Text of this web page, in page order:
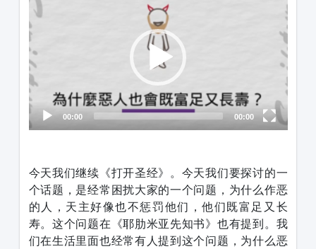
Player
00:00 00:00
今天我们继续《打开圣经》。今天我们要探讨的一
个话题，是经常困扰大家的一个问题，为什么作恶
的人，天主好像也不惩罚他们，他们既富足又长
寿。这个问题在《耶肋米亚先知书》也有提到。我
们在生活里面也经常有人提到这个问题，为什么恶